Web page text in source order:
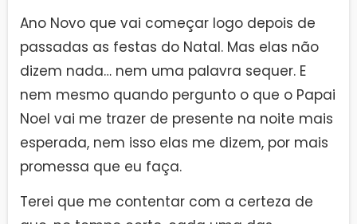
Ano Novo que vai começar logo depois de
passadas as festas do Natal. Mas elas não
dizem nada… nem uma palavra sequer. E
nem mesmo quando pergunto o que o Papai
Noel vai me trazer de presente na noite mais
esperada, nem isso elas me dizem, por mais
promessa que eu faça.
Terei que me contentar com a certeza de